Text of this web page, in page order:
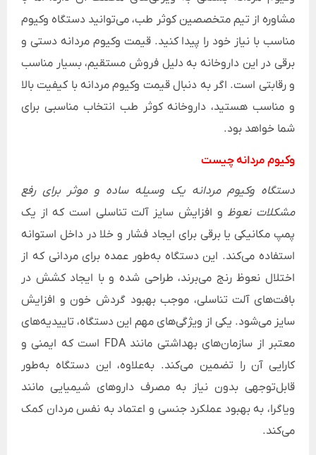
مشاوره از تیم متخصصین کوثر طب، می‌توانید دستگاه وکیوم
مناسب با نیاز خود را پیدا کنید. قیمت وکیوم مردانه دستی و
برقی در این داروخانه به دلیل فروش مستقیم، بسیار مناسب
و رقابتی است. اگر به دنبال قیمت وکیوم مردانه با کیفیت بالا
و مناسب هستید، داروخانه کوثر طب انتخاب مناسبی برای
شما خواهد بود.
وکیوم مردانه چیست
دستگاه وکیوم مردانه یک وسیله ساده و موثر برای رفع
مشکلات نعوظ و افزایش سایز آلت تناسلی است که از یک
پمپ مکانیکی یا برقی برای ایجاد فشار و خلا در داخل استوانه
استفاده می‌کند. این دستگاه به‌طور عمده برای مردانی که از
اختلال نعوظ رنج می‌برند، طراحی شده و با ایجاد کشش در
بافت‌های آلت تناسلی، موجب بهبود گردش خون و افزایش
سایز می‌شود. یکی از ویژگی‌های مهم این دستگاه، تاییدیه‌های
معتبر از سازمان‌های بهداشتی مانند FDA است که ایمنی و
کارایی آن را تضمین می‌کند. به‌علاوه، این دستگاه به‌طور
قابل‌توجهی بدون نیاز به مصرف داروهای شیمیایی مانند
ویاگرا، به بهبود عملکرد جنسی و اعتماد به نفس مردان کمک
می‌کند.